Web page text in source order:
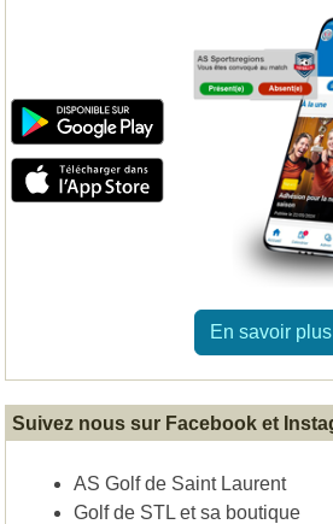
En savoir plus
Suivez nous sur Facebook et
AS Golf de Saint Laurent
Golf de STL et sa boutique